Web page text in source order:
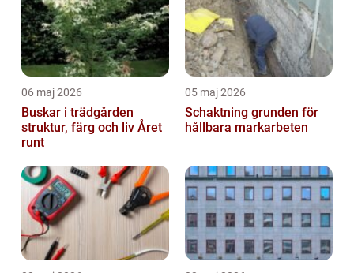
06 maj 2026
Buskar i trädgården
struktur, färg och liv Året
runt
05 maj 2026
Schaktning grunden för
hållbara markarbeten